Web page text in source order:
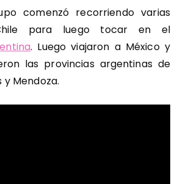
comenzó recorriendo varias
para luego tocar en el
. Luego viajaron a México y
las provincias argentinas de
y Mendoza.